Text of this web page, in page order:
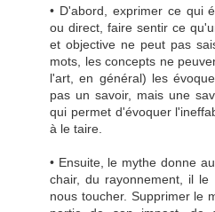
• D'abord, exprimer ce qui
ou direct, faire sentir ce
et objective ne peut pas
mots, les concepts ne
l'art, en général) les
pas un savoir, mais une
qui permet d'évoquer
à le taire.
• Ensuite, le mythe donne
chair, du rayonnement, il
nous toucher. Supprimer le